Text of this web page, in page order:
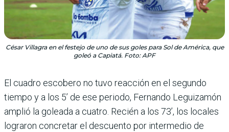
César Villagra en el festejo de uno de sus goles para Sol de América, que
goleó a Capiatá. Foto: APF
El cuadro escobero no tuvo reacción en el segundo
tiempo y a los 5’ de ese periodo, Fernando Legui­zamón
amplió la goleada a cuatro. Recién a los 73’, los locales
lograron concretar el descuento por interme­dio de